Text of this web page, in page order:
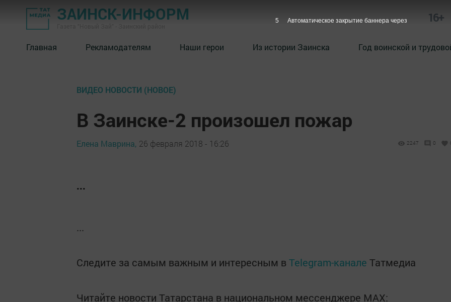
ЗАИНСК-ИНФОРМ 16+
Главная Рекламодателям Наши герои Из истории Заинска Год воинской и
ВИДЕО НОВОСТИ (НОВОЕ)
В Заинске-2 произошел пожар
Елена Маврина, 26 февраля 2018 - 16:26 2247 0
...
...
Следите за самым важным и интересным в Telegram-канале Татмедиа
Читайте новости Татарстана в национальном мессенджере MАХ:
4 Автоматическое закрытие баннера через